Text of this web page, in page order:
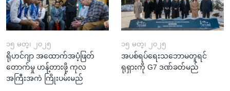
သို့
ကျော်
ရန်
၁၅ မတ္၊ ၂၀၂၅
ရိုဟင်ဂျာ အထောက်အပံ့ဖြတ်
တောက်မှု ဟန့်တားဖို့ ကုလ
အကြီးအကဲ ကြိုးပမ်းမည်
၁၅ မတ္၊ ၂၀၂၅
အပစ်ရပ်ရေးသဘောမတူရင်
ရုရှားကို G7 ဒဏ်ခတ်မည်